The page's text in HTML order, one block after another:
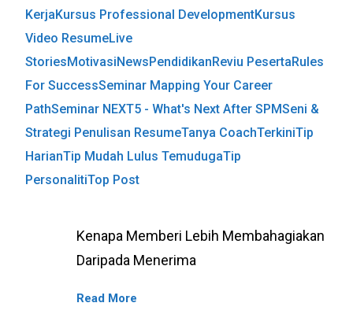
KerjaKursus Professional DevelopmentKursus
Video ResumeLive
StoriesMotivasiNewsPendidikanReviu PesertaRules
For SuccessSeminar Mapping Your Career
PathSeminar NEXT5 - What's Next After SPMSeni &
Strategi Penulisan ResumeTanya CoachTerkiniTip
HarianTip Mudah Lulus TemudugaTip
PersonalitiTop Post
Membahagiakan
Kenapa Memberi Lebih Membahagiakan
Daripada Menerima
Read More